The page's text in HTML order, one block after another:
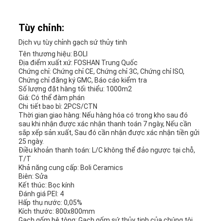
Tùy chỉnh:
Dịch vụ tùy chỉnh gạch sứ thủy tinh
Tên thương hiệu: BOLI
Địa điểm xuất xứ: FOSHAN Trung Quốc
Chứng chỉ: Chứng chỉ CE, Chứng chỉ 3C, Chứng chỉ ISO,
Chứng chỉ đăng ký GMC, Báo cáo kiểm tra
Số lượng đặt hàng tối thiểu: 1000m2
Giá: Có thể đàm phán
Chi tiết bao bì: 2PCS/CTN
Thời gian giao hàng: Nếu hàng hóa có trong kho sau đó
sau khi nhận được xác nhận thanh toán 7 ngày, Nếu cần
sắp xếp sản xuất, Sau đó cần nhận được xác nhận tiền gửi
25 ngày.
Điều khoản thanh toán: L/C không thể đảo ngược tại chỗ,
T/T
Khả năng cung cấp: Boli Ceramics
Biên: Sửa
Kết thúc: Bọc kính
Đánh giá PEI: 4
Hấp thụ nước: 0,05%
Kích thước: 800x800mm